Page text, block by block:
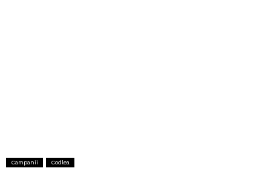
Campanii Codlea